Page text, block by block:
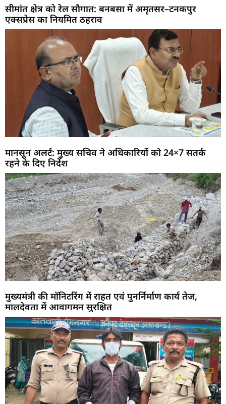
सीमांत क्षेत्र को रेल सौगात: बनबसा में अमृतसर–टनकपुर
एक्सप्रेस का नियमित ठहराव
मानसून अलर्ट: मुख्य सचिव ने अधिकारियों को 24×7 सतर्क
रहने के दिए निर्देश
मुख्यमंत्री की मॉनिटरिंग में राहत एवं पुनर्निर्माण कार्य तेज,
मालदेवता में आवागमन सुरक्षित